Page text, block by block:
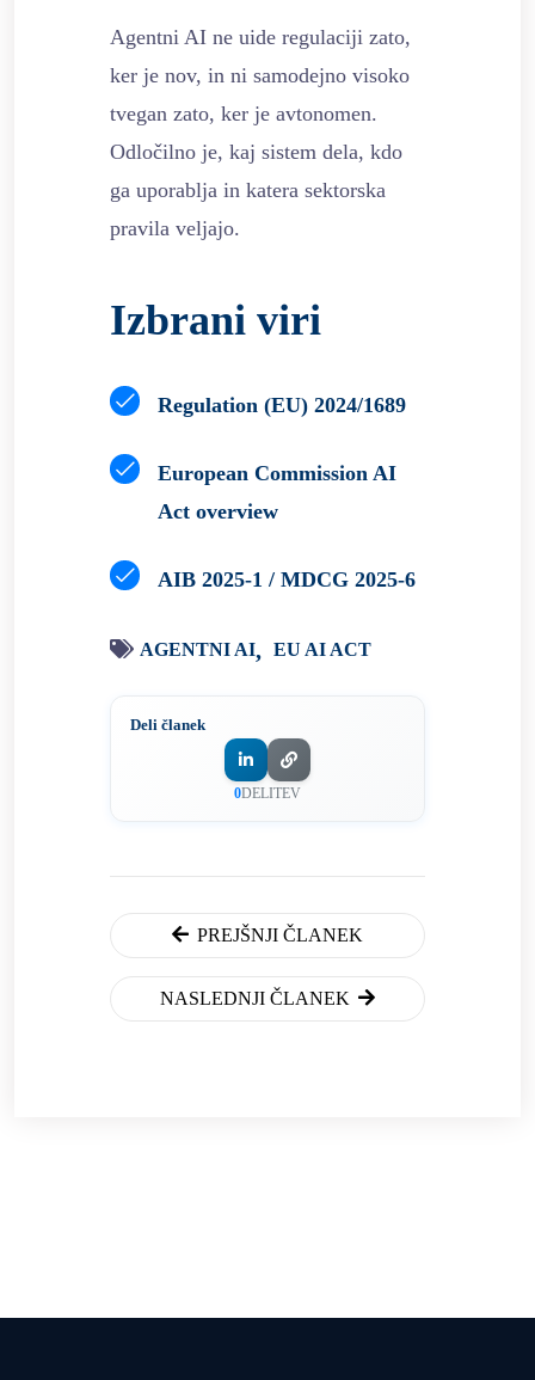
Agentni AI ne uide regulaciji zato,
ker je nov, in ni samodejno visoko
tvegan zato, ker je avtonomen.
Odločilno je, kaj sistem dela, kdo
ga uporablja in katera sektorska
pravila veljajo.
Izbrani viri
Regulation (EU) 2024/1689
European Commission AI
Act overview
AIB 2025-1 / MDCG 2025-6
AGENTNI AI EU AI ACT
Deli članek
0DELITEV
PREJŠNJI ČLANEK
NASLEDNJI ČLANEK